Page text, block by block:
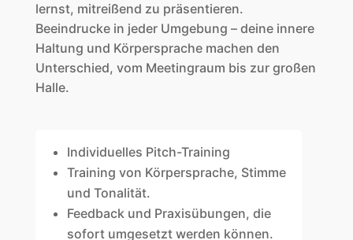
lernst, mitreißend zu präsentieren.
Beeindrucke in jeder Umgebung – deine innere
Haltung und Körpersprache machen den
Unterschied, vom Meetingraum bis zur großen
Halle.
Individuelles Pitch-Training
Training von Körpersprache, Stimme
und Tonalität.
Feedback und Praxisübungen, die
sofort umgesetzt werden können.